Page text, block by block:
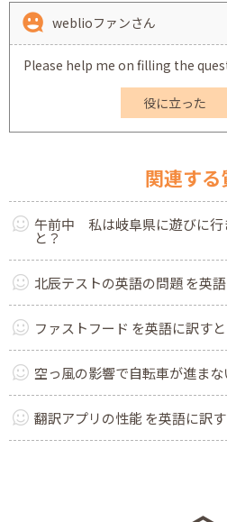
weblioファンさん
Please help me on filling the
役に立った
関連する
午前中 私は岐阜県に遊びに行
と？
北辰テストの英語の問題 を英
ファストフード を英語に訳すと
空っ風の影響で自転車が進まな
翻訳アプリの性能 を英語に訳す